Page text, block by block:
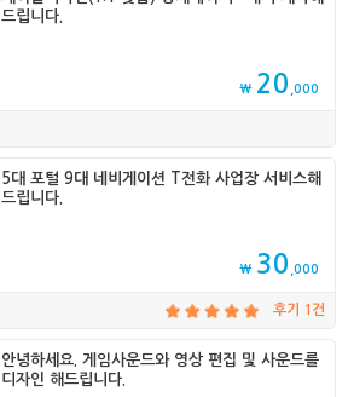
드립니다.
₩ 20 ,000
5대 포털 9대 네비게이션 T전화 사업장 서비스해
드립니다.
₩ 30 ,000
후기 1건
안녕하세요. 게임사운드와 영상 편집 및 사운드를
디자인 해드립니다.